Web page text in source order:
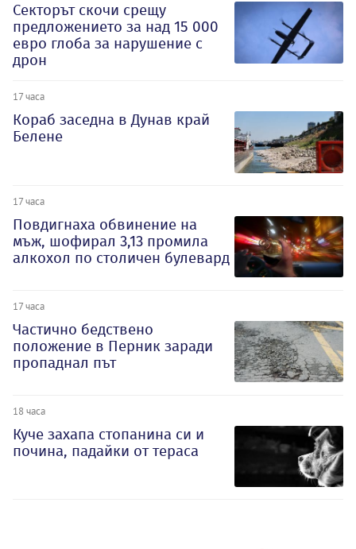
Секторът скочи срещу
предложението за над 15 000
евро глоба за нарушение с
дрон
17 часа
Кораб заседна в Дунав край
Белене
17 часа
Повдигнаха обвинение на
мъж, шофирал 3,13 промила
алкохол по столичен булевард
17 часа
Частично бедствено
положение в Перник заради
пропаднал път
18 часа
Куче захапа стопанина си и
почина, падайки от тераса